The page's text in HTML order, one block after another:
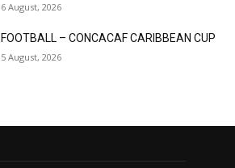
6 August, 2026
FOOTBALL – CONCACAF CARIBBEAN CUP
5 August, 2026